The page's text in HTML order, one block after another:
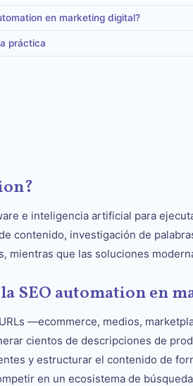
en marketing digital?
práctica
e inteligencia artificial para
contenido, investigación de
mientras que las soluciones
SEO automation en
—ecommerce, medios,
cientos de descripciones de
y estructurar el contenido de
en un ecosistema de